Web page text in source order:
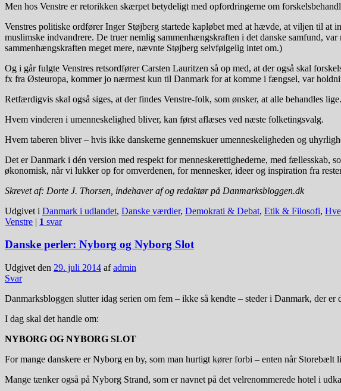
Men hos Venstre er retorikken skærpet betydeligt med opfordringerne om
Venstres politiske ordfører Inger Støjberg startede kapløbet med at hævde, at viljen til
muslimske indvandrere. De truer nemlig sammenhængskraften i det danske samfund,
sammenhængskraften meget mere, nævnte Støjberg selvfølgelig intet om.)
Og i går fulgte Venstres retsordfører Carsten Lauritzen så op med, at der også skal
fx fra Østeuropa, kommer jo nærmest kun til Danmark for at komme i fængsel, var
Retfærdigvis skal også siges, at der findes Venstre-folk, som ønsker, at alle behandles
Hvem vinderen i umenneskelighed bliver, kan først aflæses ved næste folketingsvalg.
Hvem taberen bliver – hvis ikke danskerne gennemskuer umenneskeligheden og
Det er Danmark i dén version med respekt for menneskerettighederne, med fællesskab,
økonomisk, når vi lukker op for omverdenen, for mennesker, ideer og inspiration fra
Skrevet af: Dorte J. Thorsen, indehaver af og redaktør på Danmarksbloggen.dk
Udgivet i Danmark i udlandet, Danske værdier, Demokrati & Debat, Etik & Filosofi,
Venstre | 1 svar
Danske perler: Nyborg og Nyborg Slot
Udgivet den 29. juli 2014 afadmin
Svar
Danmarksbloggen slutter idag serien om fem – ikke så kendte – steder i Danmark, der er
I dag skal det handle om:
NYBORG OG NYBORG SLOT
For mange danskere er Nyborg en by, som man hurtigt kører forbi – enten når Storebælt
Mange tænker også på Nyborg Strand, som er navnet på det velrenommerede hotel i